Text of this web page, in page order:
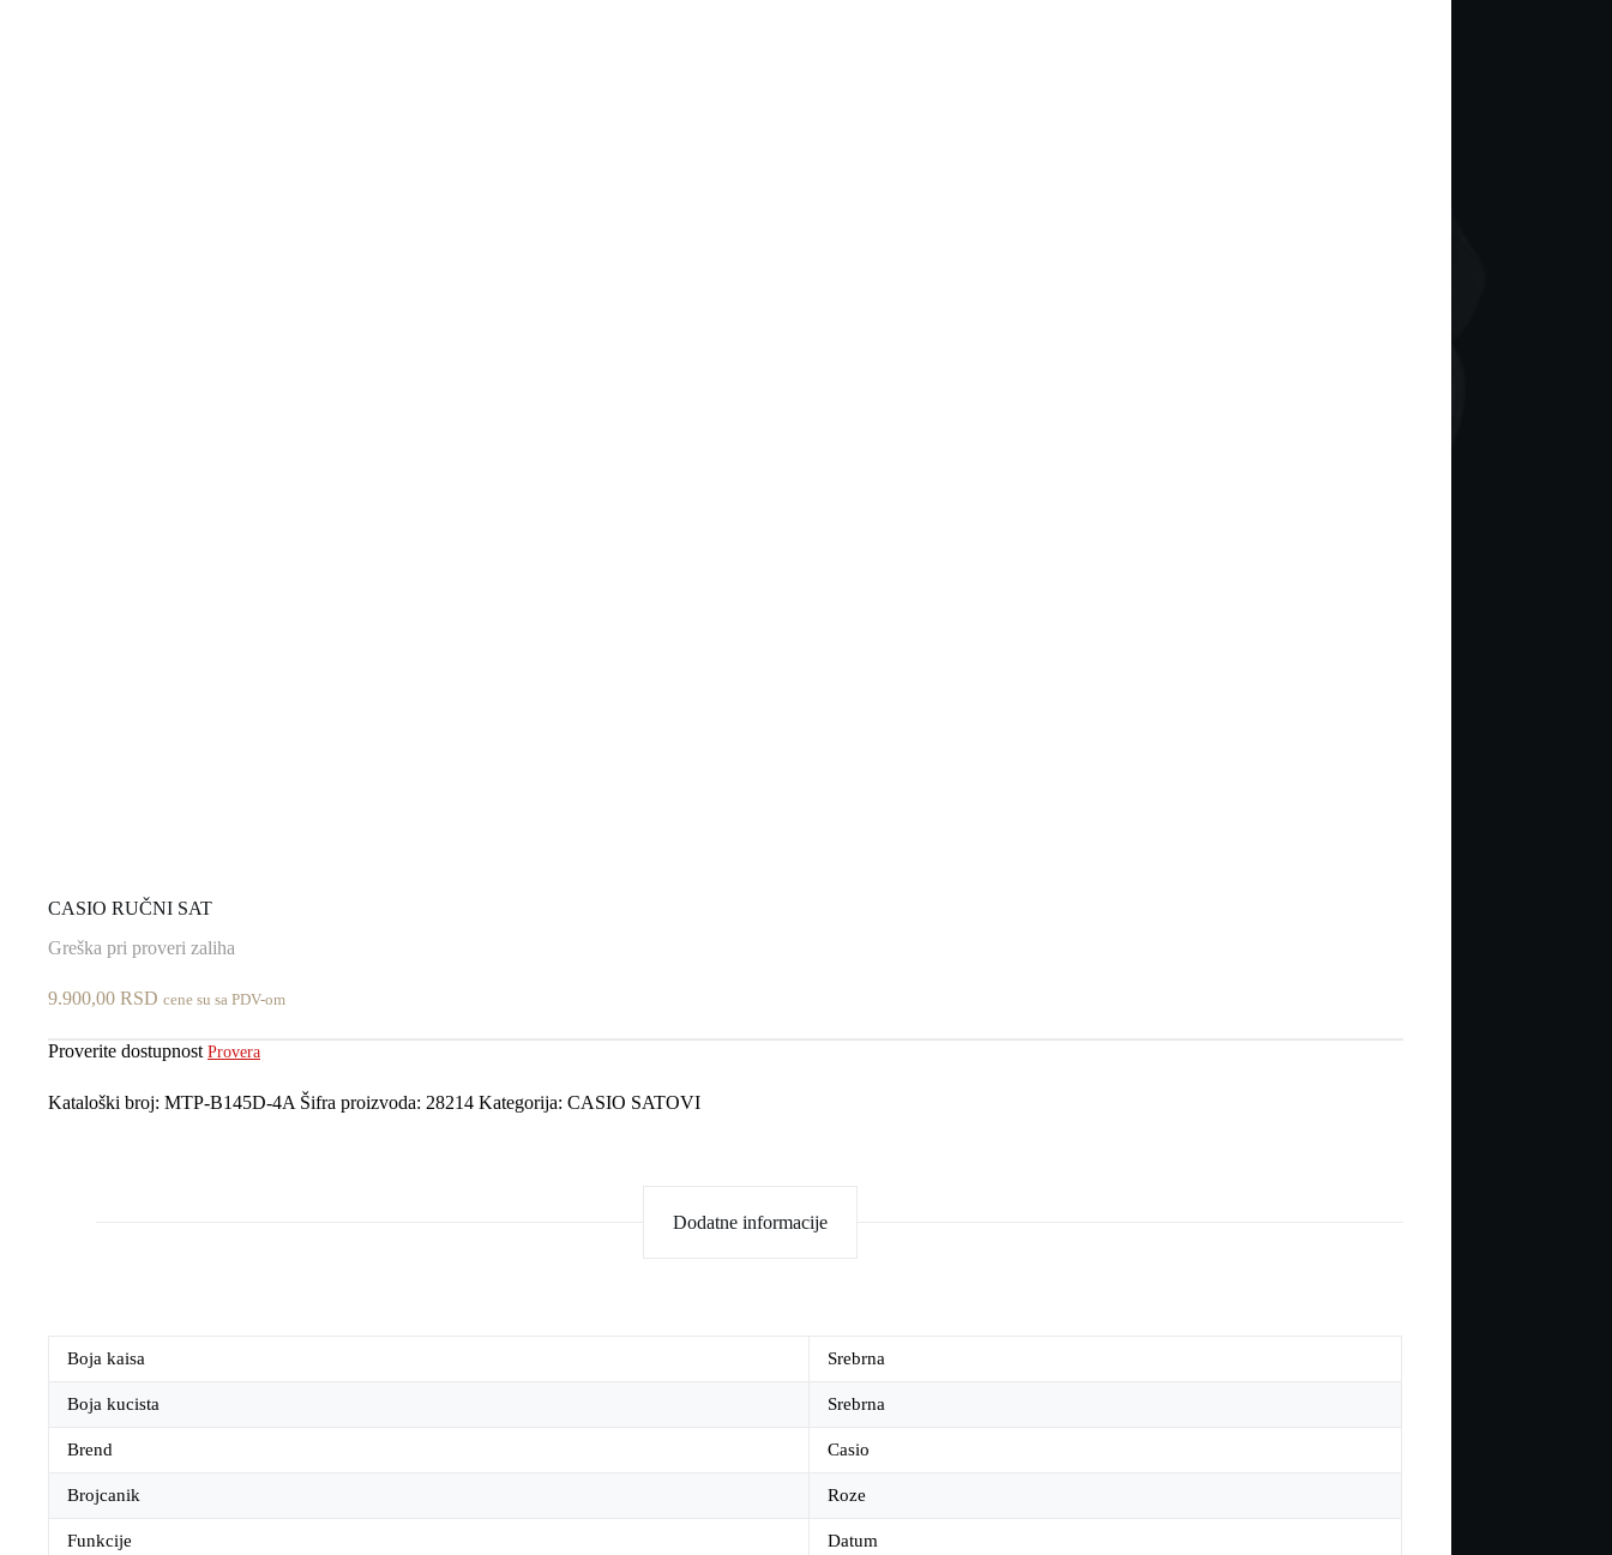
CASIO RUČNI SAT
Greška pri proveri zaliha
9.900,00 RSD cene su sa PDV-om
Proverite dostupnost Provera
Kataloški broj: MTP-B145D-4A Šifra proizvoda: 28214 Kategorija: CASIO SATOVI
Dodatne informacije
Boja kaisa Srebrna
Boja kucista Srebrna
Brend Casio
Brojcanik Roze
Funkcije Datum